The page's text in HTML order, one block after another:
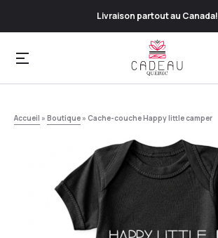
Livraison partout au Canada!
Accueil » Boutique » Cache-couche Happy little camper